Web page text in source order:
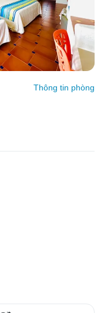
Thông tin phòng